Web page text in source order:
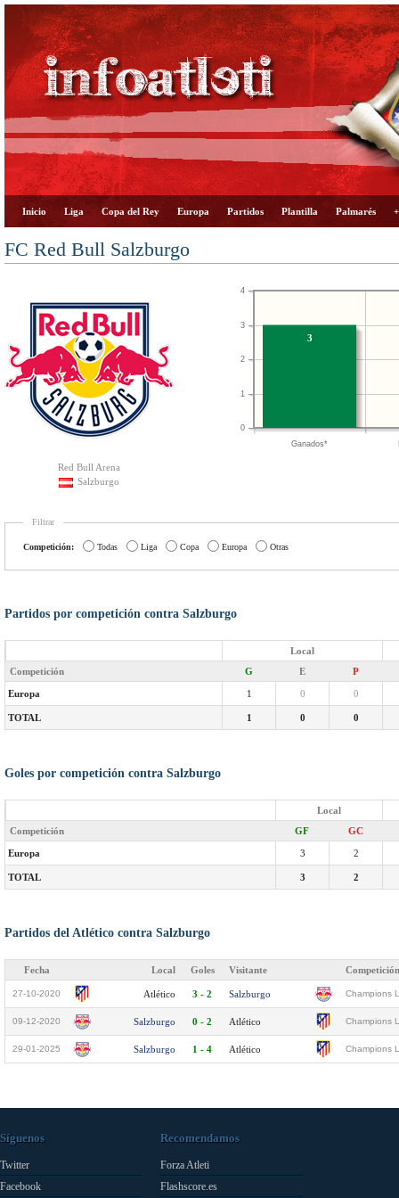
Inicio Liga Copa del Rey Europa Partidos Plantilla Palmarés
FC Red Bull Salzburgo
Red Bull Arena
Salzburgo
Ganados*
0
1
2
3
4
3
Filtrar
Competición: Todas Liga Copa Europa Otras
Partidos por competición contra Salzburgo
Local
Competición
G E P
Europa 1 0 0
TOTAL 1 0 0
Goles por competición contra Salzburgo
Local
Competición
GF GC
Europa 3 2
TOTAL 3 2
Partidos del Atlético contra Salzburgo
Fecha Local Goles Visitante Competición
27-10-2020 Atlético 3 - 2 Salzburgo Champions
09-12-2020 Salzburgo 0 - 2 Atlético Champions
29-01-2025 Salzburgo 1 - 4 Atlético Champions
Síguenos
Twitter
Facebook
Recomendamos
Forza Atleti
Flashscore.es